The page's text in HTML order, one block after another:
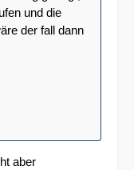
und die
der fall dann
aber